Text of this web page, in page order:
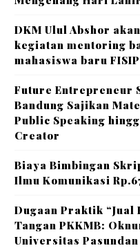
DKM Ulul Abshor
kegiatan mentoring
mahasiswa baru
Future Entrepreneur
Bandung Sajikan
Public Speaking
Creator
Biaya Bimbingan
Ilmu Komunikasi
Dugaan Praktik “Jual
Tangan PKKMB:
Universitas